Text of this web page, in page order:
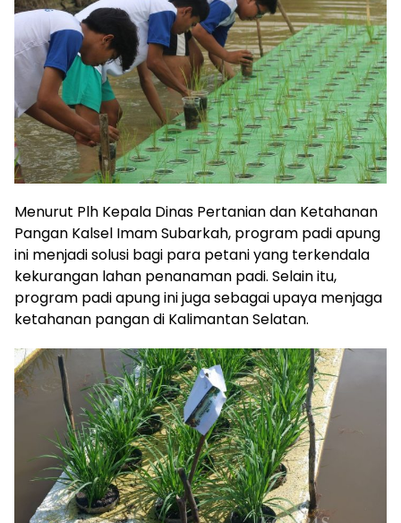
Menurut Plh Kepala Dinas Pertanian dan Ketahanan
Pangan Kalsel Imam Subarkah, program padi apung
ini menjadi solusi bagi para petani yang terkendala
kekurangan lahan penanaman padi. Selain itu,
program padi apung ini juga sebagai upaya menjaga
ketahanan pangan di Kalimantan Selatan.